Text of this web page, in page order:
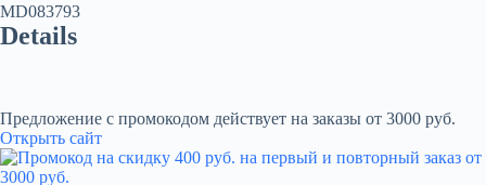
MD083793
Details
Предложение с промокодом действует на заказы от 3000 руб.
Открыть сайт